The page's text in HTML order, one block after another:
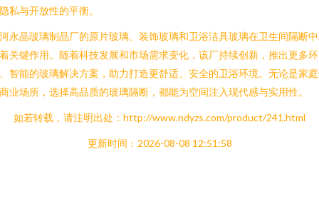
私与开放性的平衡。
永晶玻璃制品厂的原片玻璃、装饰玻璃和卫浴洁具玻璃在卫生间隔断
关键作用。随着科技发展和市场需求变化，该厂持续创新，推出更多环
智能的玻璃解决方案，助力打造更舒适、安全的卫浴环境。无论是家
业场所，选择高品质的玻璃隔断，都能为空间注入现代感与实用性。
如若转载，请注明出处：http://www.ndyzs.com/product/241.html
更新时间：2026-08-08 12:51:58